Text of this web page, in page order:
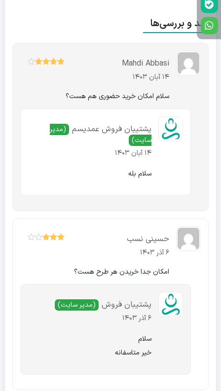
نقد و بررسی‌ها
Mahdi Abbasi
14 آبان 1403
سلام امکان خرید حضوری هم هست؟
پشتیبان فروش عمدیسم
(مدیر
سایت)
14 آبان 1403
سلام بله
حسینی نسب
6 آذر 1403
امکان جدا خریدن هر طرح هست؟
پشتیبان فروش
(مدیر سایت)
6 آذر 1403
سلام
خیر متاسفانه